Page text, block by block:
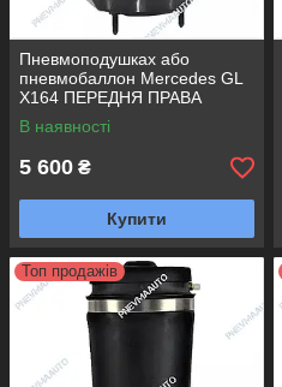
Пневмоподушках або
пневмобаллон Mercedes GL
X164 ПЕРЕДНЯ ПРАВА
В наявності
5 600 ₴
Купити
Топ продажів